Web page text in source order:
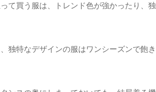
て買う服は、トレンド色が強かったり、独
独特なデザインの服はワンシーズンで飽き